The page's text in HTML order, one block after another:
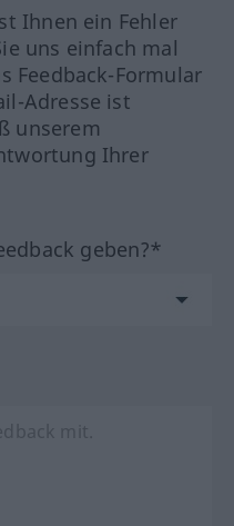
Ihnen ein Fehler
uns einfach mal
Feedback-Formular
Adresse ist
unserem
Ihrer
geben?*